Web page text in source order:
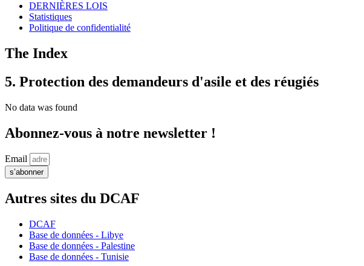
DERNIÈRES LOIS
Statistiques
Politique de confidentialité
The Index
5. Protection des demandeurs d'asile et des réugiés
No data was found
Abonnez-vous à notre newsletter !
Email
s’abonner
Autres sites du DCAF
DCAF
Base de données - Libye
Base de données - Palestine
Base de données - Tunisie